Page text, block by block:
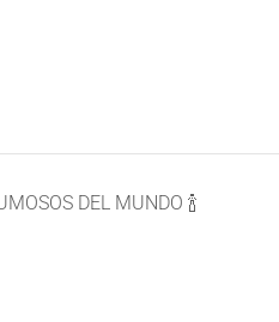
DEL MUNDO 🍾